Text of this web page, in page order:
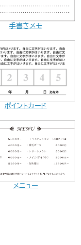
手書きメモ
ポイントカード
メニュー